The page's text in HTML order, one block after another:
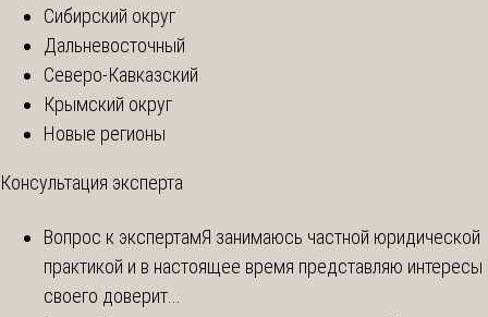
Сибирский округ
Дальневосточный
Северо-Кавказский
Крымский округ
Новые регионы
Консультация эксперта
Вопрос к экспертамЯ занимаюсь частной юридической
практикой и в настоящее время представляю интересы
своего доверит...